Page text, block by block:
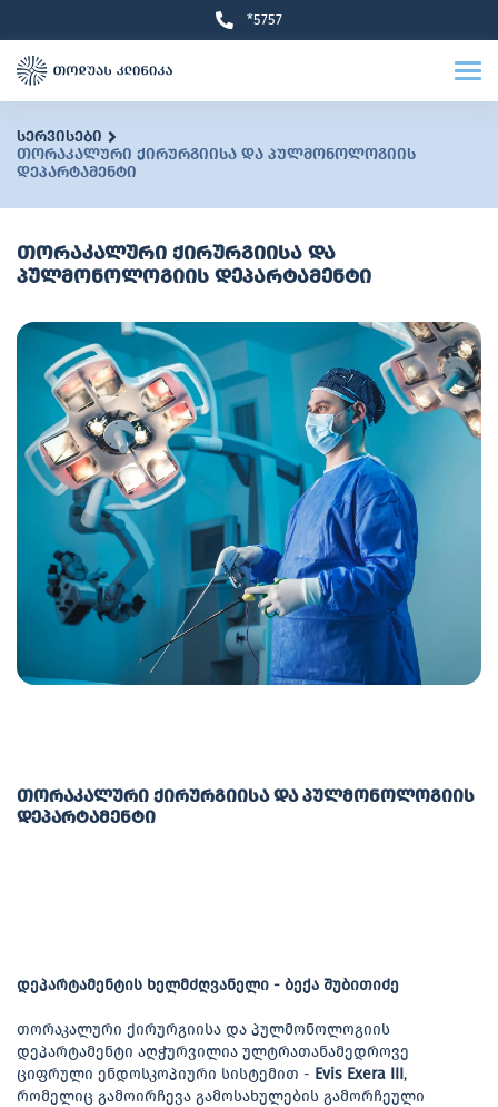
*5757
სერვისები
თორაკალური ქირურგიისა და პულმონოლოგიის
დეპარტამენტი
თორაკალური ქირურგიისა და
პულმონოლოგიის დეპარტამენტი
თორაკალური ქირურგიისა და პულმონოლოგიის
დეპარტამენტი
დეპარტამენტის ხელმძღვანელი - ბექა შუბითიძე
თორაკალური ქირურგიისა და პულმონოლოგიის
დეპარტამენტი აღჭურვილია ულტრათანამედროვე
ციფრული ენდოსკოპიური სისტემით - Evis Exera III,
რომელიც გამოირჩევა გამოსახულების გამორჩეული